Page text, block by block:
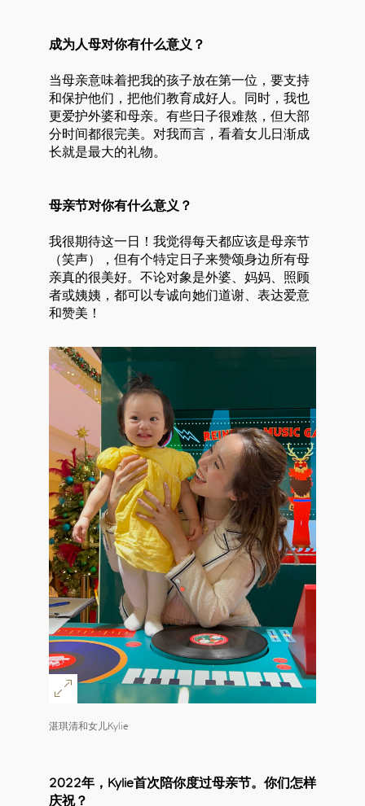
成为人母对你有什么意义？
当母亲意味着把我的孩子放在第一位，要支持
和保护他们，把他们教育成好人。同时，我也
更爱护外婆和母亲。有些日子很难熬，但大部
分时间都很完美。对我而言，看着女儿日渐成
长就是最大的礼物。
母亲节对你有什么意义？
我很期待这一日！我觉得每天都应该是母亲节
（笑声），但有个特定日子来赞颂身边所有母
亲真的很美好。不论对象是外婆、妈妈、照顾
者或姨姨，都可以专诚向她们道谢、表达爱意
和赞美！
湛琪清和女儿Kylie
2022年，Kylie首次陪你度过母亲节。你们怎样
庆祝？